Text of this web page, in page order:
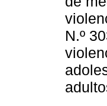
N.º